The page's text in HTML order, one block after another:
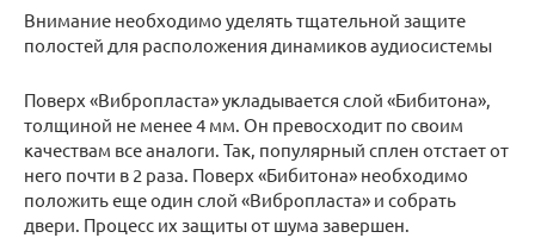
Внимание необходимо уделять тщательной защите
полостей для расположения динамиков аудиосистемы
Поверх «Вибропласта» укладывается слой «Бибитона»,
толщиной не менее 4 мм. Он превосходит по своим
качествам все аналоги. Так, популярный сплен отстает от
него почти в 2 раза. Поверх «Бибитона» необходимо
положить еще один слой «Вибропласта» и собрать
двери. Процесс их защиты от шума завершен.